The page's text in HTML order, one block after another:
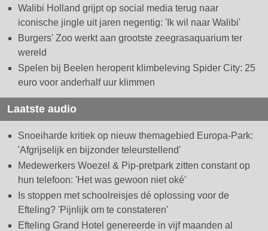
Walibi Holland grijpt op social media terug naar
iconische jingle uit jaren negentig: 'Ik wil naar Walibi'
Burgers' Zoo werkt aan grootste zeegrasaquarium ter
wereld
Spelen bij Beelen heropent klimbeleving Spider City: 25
euro voor anderhalf uur klimmen
Laatste audio
Snoeiharde kritiek op nieuw themagebied Europa-Park:
'Afgrijselijk en bijzonder teleurstellend'
Medewerkers Woezel & Pip-pretpark zitten constant op
hun telefoon: 'Het was gewoon niet oké'
Is stoppen met schoolreisjes dé oplossing voor de
Efteling? 'Pijnlijk om te constateren'
Efteling Grand Hotel genereerde in vijf maanden al